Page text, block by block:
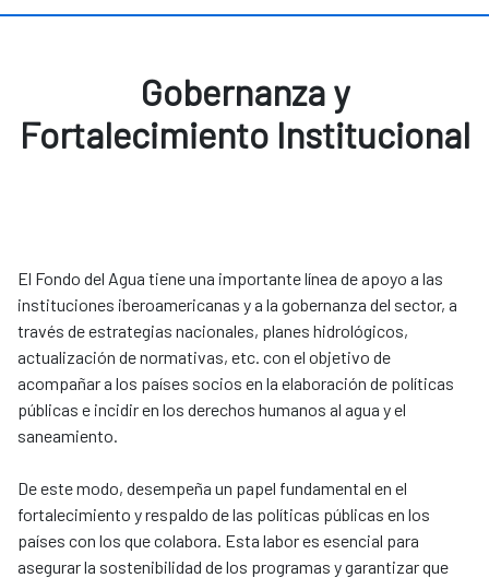
Gobernanza y
Fortalecimiento Institucional
El Fondo del Agua tiene una importante línea de apoyo a las
instituciones iberoamericanas y a la gobernanza del sector, a
través de estrategias nacionales, planes hidrológicos,
actualización de normativas, etc. con el objetivo de
acompañar a los países socios en la elaboración de políticas
públicas e incidir en los derechos humanos al agua y el
saneamiento.
De este modo, desempeña un papel fundamental en el
fortalecimiento y respaldo de las políticas públicas en los
países con los que colabora. Esta labor es esencial para
asegurar la sostenibilidad de los programas y garantizar que